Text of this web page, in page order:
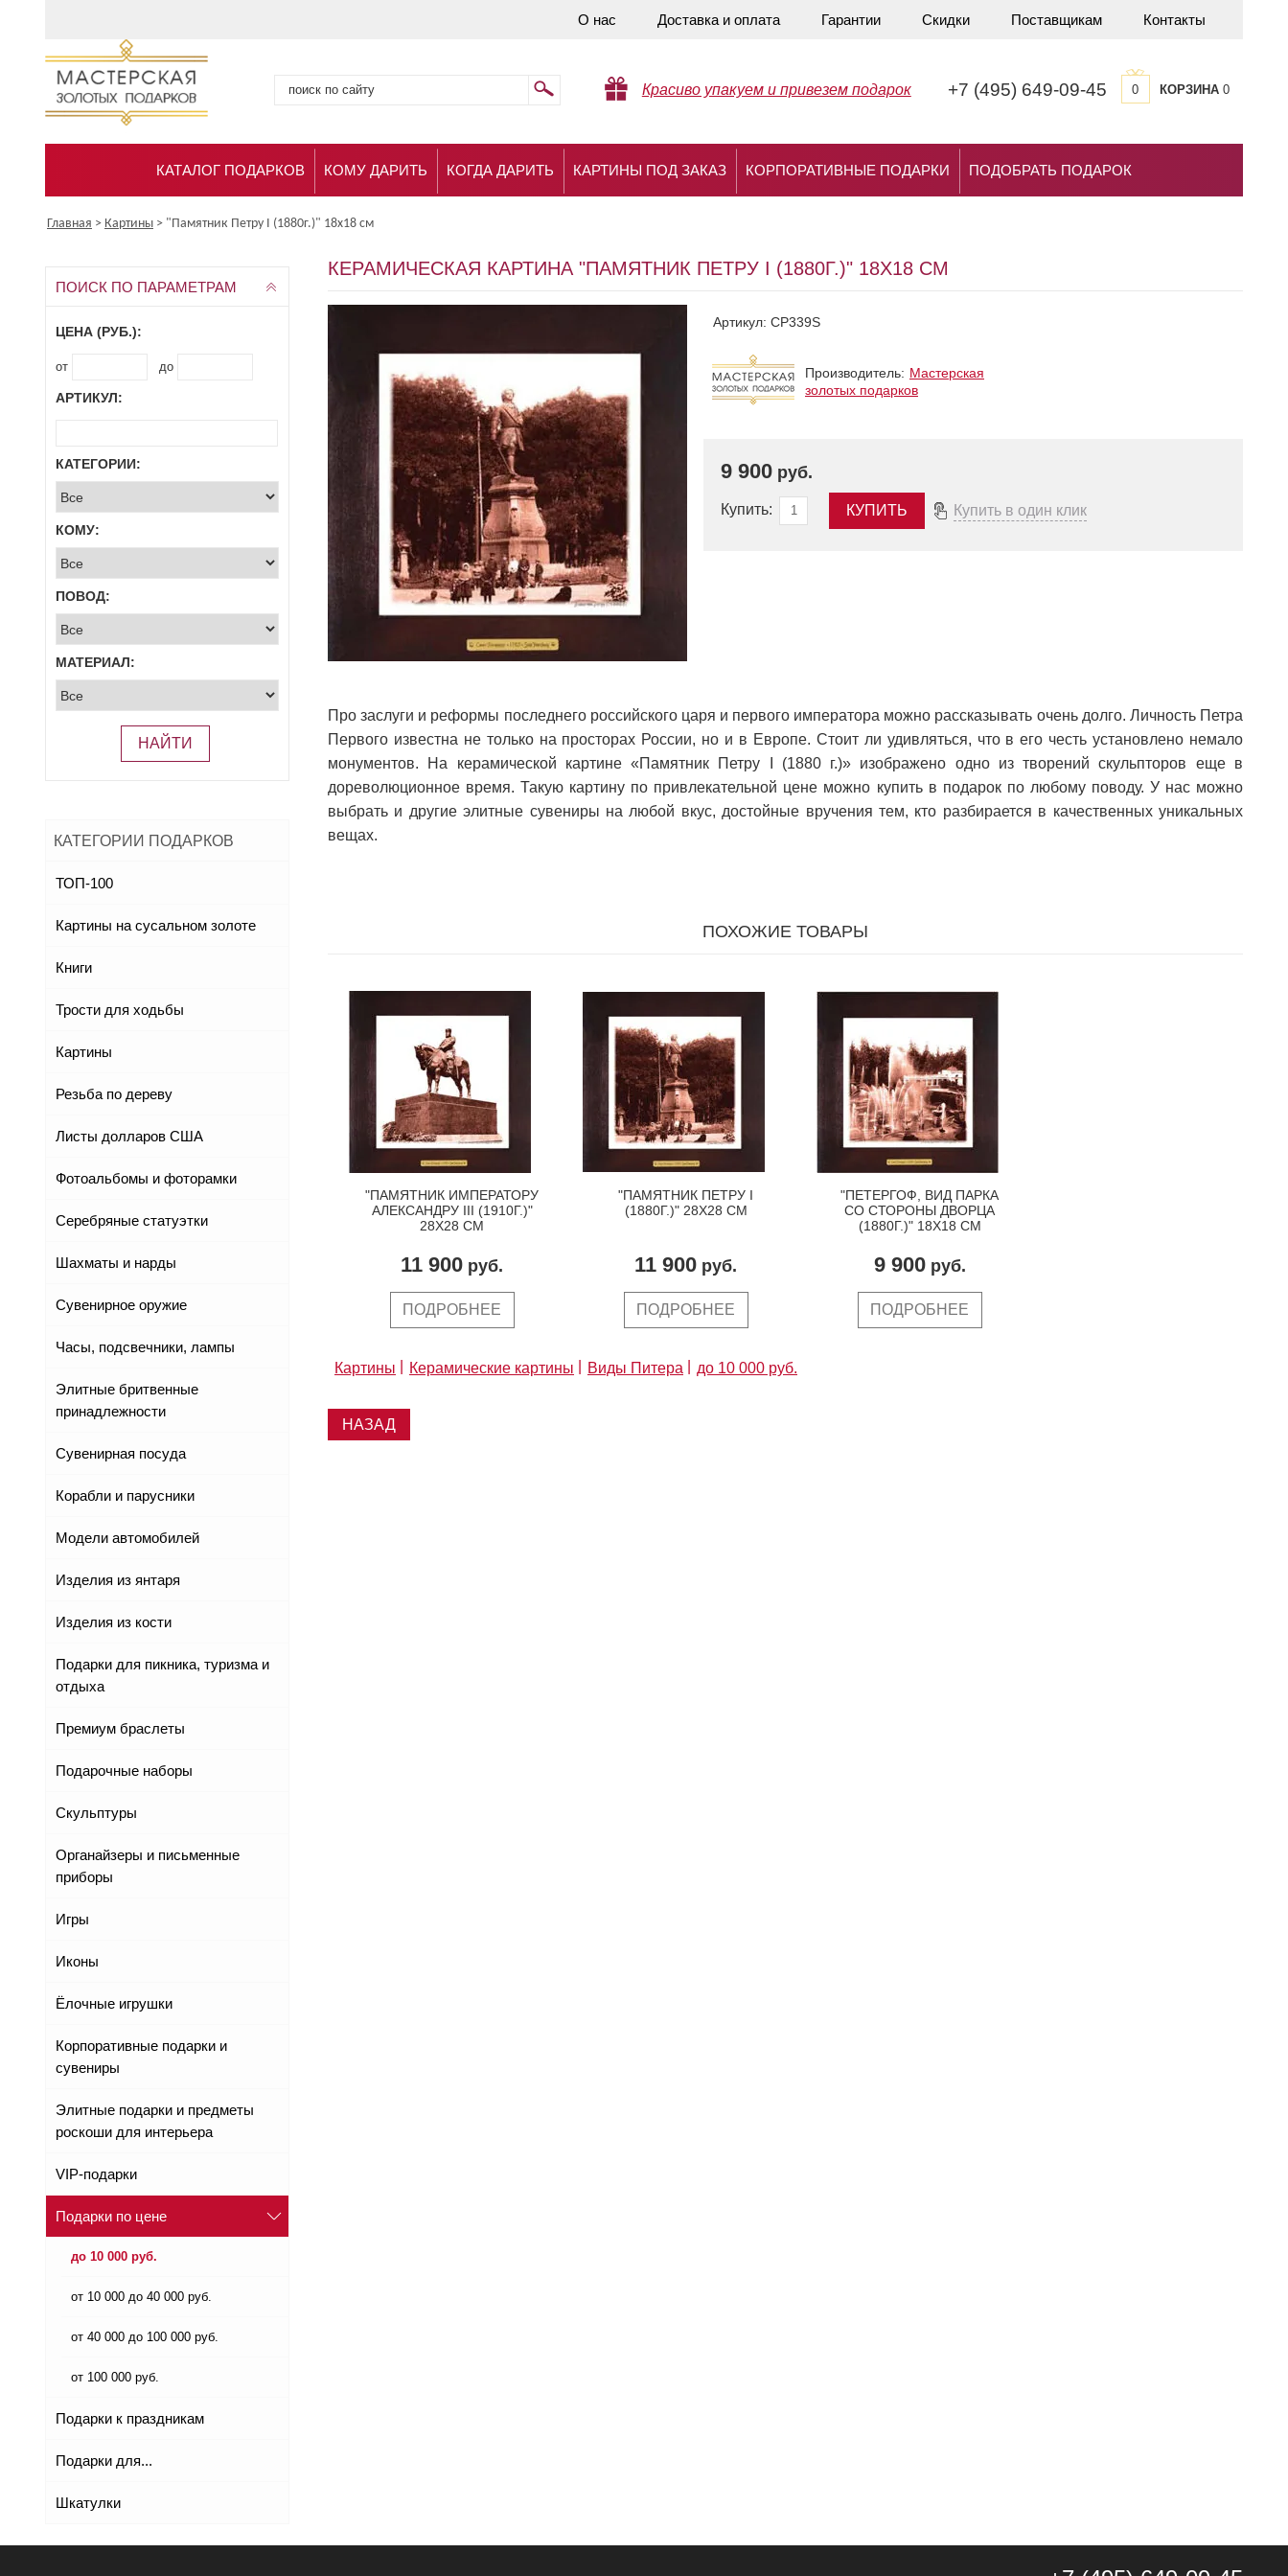
О нас Доставка и оплата Гарантии Скидки Поставщикам Контакты
Красиво упакуем и привезем подарок +7 (495) 649-09-45 0 КОРЗИНА0
КАТАЛОГ ПОДАРКОВ КОМУ ДАРИТЬ КОГДА ДАРИТЬ КАРТИНЫ ПОД ЗАКАЗ КОРПОРАТИВНЫЕ ПОДАРКИ ПОДОБРАТЬ ПОДАРОК
Главная > Картины > "Памятник Петру I (1880г.)" 18х18 см
ПОИСК ПО ПАРАМЕТРАМ
ЦЕНА (РУБ.):
от до
АРТИКУЛ:
КАТЕГОРИИ:
КОМУ:
ПОВОД:
МАТЕРИАЛ:
НАЙТИ
КАТЕГОРИИ ПОДАРКОВ
ТОП-100
Картины на сусальном золоте
Книги
Трости для ходьбы
Картины
Резьба по дереву
Листы долларов США
Фотоальбомы и фоторамки
Серебряные статуэтки
Шахматы и нарды
Сувенирное оружие
Часы, подсвечники, лампы
Элитные бритвенные
принадлежности
Сувенирная посуда
Корабли и парусники
Модели автомобилей
Изделия из янтаря
Изделия из кости
Подарки для пикника, туризма и
отдыха
Премиум браслеты
Подарочные наборы
Скульптуры
Органайзеры и письменные
приборы
Игры
Иконы
Ёлочные игрушки
Корпоративные подарки и
сувениры
Элитные подарки и предметы
роскоши для интерьера
VIP-подарки
Подарки по цене
до 10 000 руб.
от 10 000 до 40 000 руб.
от 40 000 до 100 000 руб.
от 100 000 руб.
Подарки к праздникам
Подарки для...
Шкатулки
КЕРАМИЧЕСКАЯ КАРТИНА "ПАМЯТНИК ПЕТРУ I (1880Г.)" 18Х18 СМ
Артикул: CP339S
Производитель: Мастерская
золотых подарков
9 900 руб.
Купить: КУПИТЬ Купить в один клик
Про заслуги и реформы последнего российского царя и первого императора можно рассказывать очень долго. Личность Петра
Первого известна не только на просторах России, но и в Европе. Стоит ли удивляться, что в его честь установлено немало
монументов. На керамической картине «Памятник Петру I (1880 г.)» изображено одно из творений скульпторов еще в
дореволюционное время. Такую картину по привлекательной цене можно купить в подарок по любому поводу. У нас можно
выбрать и другие элитные сувениры на любой вкус, достойные вручения тем, кто разбирается в качественных уникальных
вещах.
ПОХОЖИЕ ТОВАРЫ
"ПАМЯТНИК ИМПЕРАТОРУ
АЛЕКСАНДРУ III (1910Г.)"
28Х28 СМ
11 900 руб.
ПОДРОБНЕЕ
"ПАМЯТНИК ПЕТРУ I
(1880Г.)" 28Х28 СМ
11 900 руб.
ПОДРОБНЕЕ
"ПЕТЕРГОФ, ВИД ПАРКА
СО СТОРОНЫ ДВОРЦА
(1880Г.)" 18Х18 СМ
9 900руб.
ПОДРОБНЕЕ
Картины Керамические картины Виды Питера до 10 000 руб.
НАЗАД